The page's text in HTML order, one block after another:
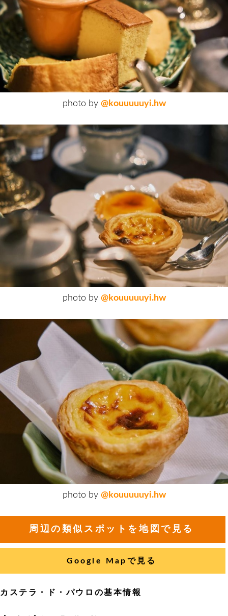
photo by @kouuuuuyi.hw
photo by @kouuuuuyi.hw
photo by @kouuuuuyi.hw
周辺の類似スポットを地図で見る
Google Mapで見る
カステラ・ド・パウロの基本情報